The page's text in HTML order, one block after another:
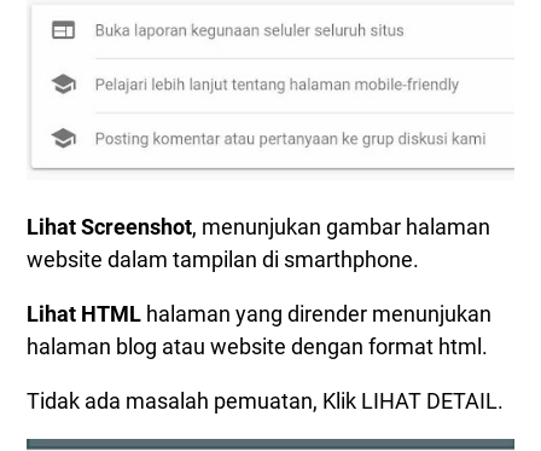
Lihat Screenshot, menunjukan gambar halaman
website dalam tampilan di smarthphone.
Lihat HTML halaman yang dirender menunjukan
halaman blog atau website dengan format html.
Tidak ada masalah pemuatan, Klik LIHAT DETAIL.